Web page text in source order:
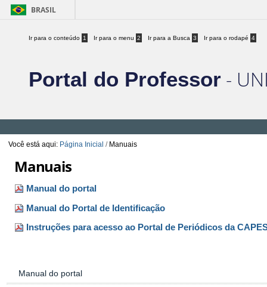
BRASIL
Ir para o conteúdo 1 Ir para o menu 2 Ir para a Busca 3 Ir para o rodapé 4
Portal do Professor -
Você está aqui: Página Inicial / Manuais
Manuais
Manual do portal
Manual do Portal de Identificação
Instruções para acesso ao Portal de Periódicos da
Manual do portal